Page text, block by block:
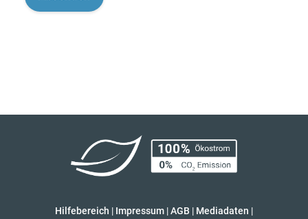
Hilfebereich | Impressum |AGB | Mediadaten |